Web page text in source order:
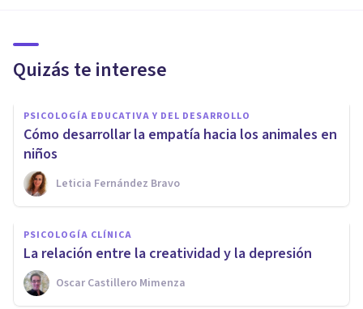
Quizás te interese
PSICOLOGÍA EDUCATIVA Y DEL DESARROLLO
Cómo desarrollar la empatía hacia los animales en
niños
Leticia Fernández Bravo
PSICOLOGÍA CLÍNICA
La relación entre la creatividad y la depresión
Oscar Castillero Mimenza